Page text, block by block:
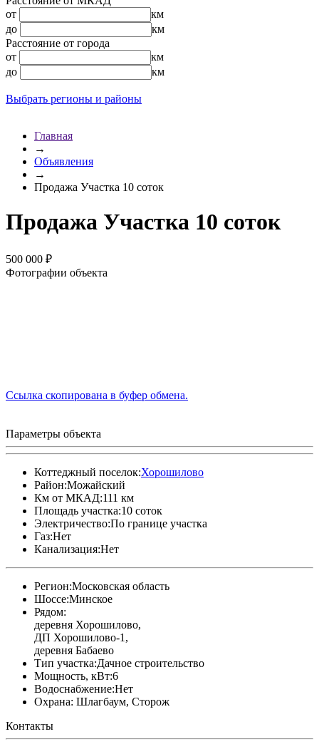
от
км
до
км
Расстояние от города
от
км
до
км
Выбрать регионы и районы
Главная
→
Объявления
→
Продажа Участка 10 соток
Продажа Участка 10 соток
500 000 ₽
Фотографии объекта
Ссылка скопирована в буфер обмена.
Параметры объекта
Коттеджный поселок:Хорошилово
Район:Можайский
Км от МКАД:111 км
Площадь участка:10 соток
Электричество:По границе участка
Газ:Нет
Канализация:Нет
Регион:Московская область
Шоссе:Минское
Рядом:
деревня Хорошилово,
ДП Хорошилово-1,
деревня Бабаево
Тип участка:Дачное строительство
Мощность, кВт:6
Водоснабжение:Нет
Охрана: Шлагбаум, Сторож
Контакты